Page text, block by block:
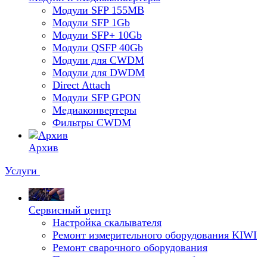
Модули SFP 155MB
Модули SFP 1Gb
Модули SFP+ 10Gb
Модули QSFP 40Gb
Модули для CWDM
Модули для DWDM
Direct Attach
Модули SFP GPON
Медиаконвертеры
Фильтры CWDM
Архив
Услуги
Сервисный центр
Настройка скалывателя
Ремонт измерительного оборудования KIWI
Ремонт сварочного оборудования